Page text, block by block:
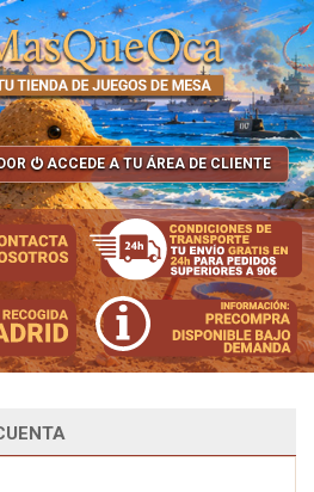
ACCEDE A TU ÁREA DE CLIENTE